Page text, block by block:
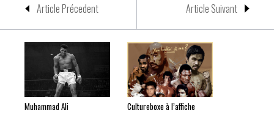
Article Précedent Article Suivant
Muhammad Ali Cultureboxe à l’affiche